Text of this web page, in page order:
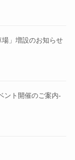
場」増設のお知らせ
ント開催のご案内-